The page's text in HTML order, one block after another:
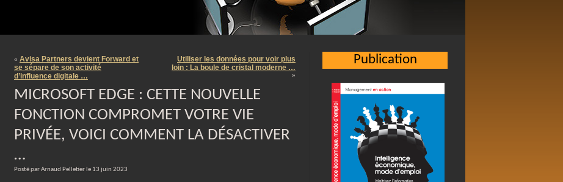
« Avisa Partners devient Forward et
se sépare de son activité
d’influence digitale …
Utiliser les données pour voir plus
loin : La boule de cristal moderne …
»
MICROSOFT EDGE : CETTE NOUVELLE
FONCTION COMPROMET VOTRE VIE
PRIVÉE, VOICI COMMENT LA DÉSACTIVER
…
Posté par Arnaud Pelletier le 13 juin 2023
Publication